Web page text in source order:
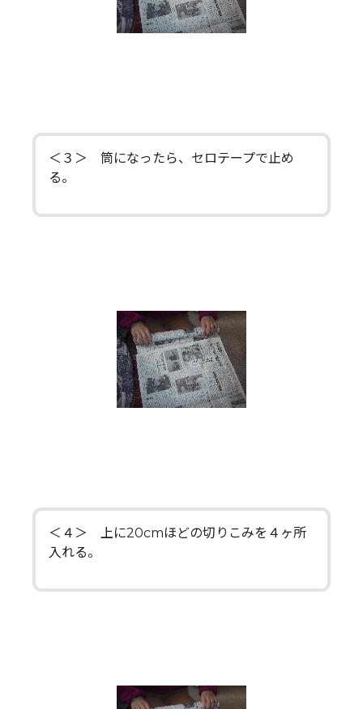
＜３＞ 筒になったら、セロテープで止め
る。
＜４＞ 上に20cmほどの切りこみを４ヶ所
入れる。